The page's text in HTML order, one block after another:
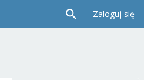
Zaloguj się